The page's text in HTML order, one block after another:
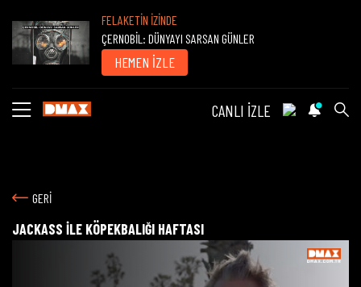
FELAKETİN İZİNDE
ÇERNOBİL: DÜNYAYI SARSAN GÜNLER
HEMEN İZLE
CANLI İZLE
GERİ
JACKASS İLE KÖPEKBALIĞI HAFTASI